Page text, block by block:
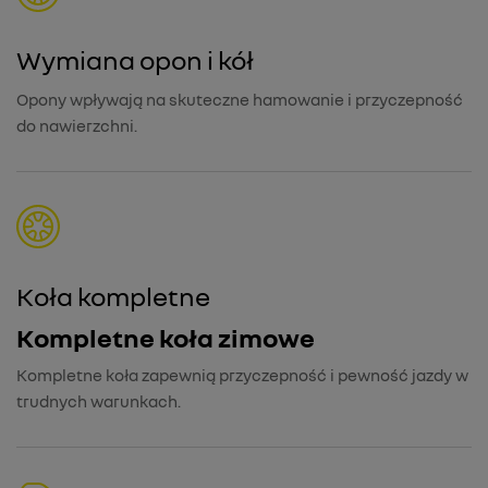
Wymiana opon i kół
Opony wpływają na skuteczne hamowanie i przyczepność
do nawierzchni.
Koła kompletne
Kompletne koła zimowe
Kompletne koła zapewnią przyczepność i pewność jazdy w
trudnych warunkach.